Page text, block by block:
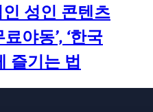
성인 콘텐츠
료야동’, ‘한국
즐기는 법